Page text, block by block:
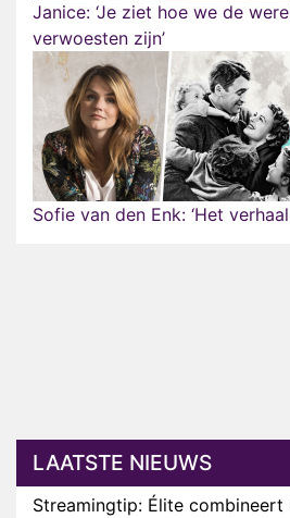
Janice: ‘Je ziet hoe we de
verwoesten zijn’
Sofie van den Enk: ‘Het
LAATSTE NIEUWS
Streamingtip: Élite combineert